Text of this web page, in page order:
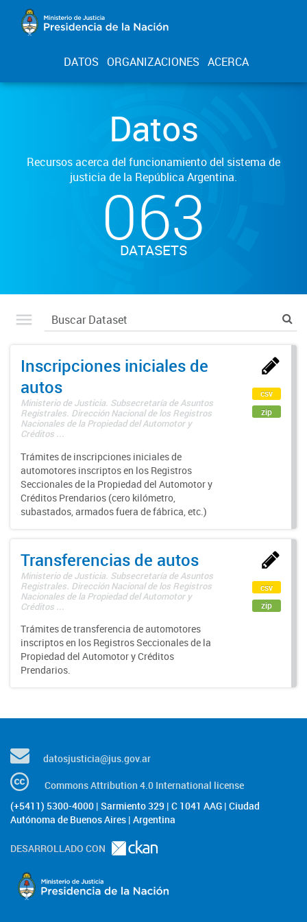
DATOS ORGANIZACIONES ACERCA
Datos
Recursos acerca del funcionamiento del sistema de
justicia de la República Argentina.
063
DATASETS
Inscripciones iniciales de
autos
Ministerio de Justicia. Subsecretaría de Asuntos
Registrales. Dirección Nacional de los Registros
Nacionales de la Propiedad del Automotor y
Créditos ...
Trámites de inscripciones iniciales de
automotores inscriptos en los Registros
Seccionales de la Propiedad del Automotor y
Créditos Prendarios (cero kilómetro,
subastados, armados fuera de fábrica, etc.)
csv
zip
Transferencias de autos
Ministerio de Justicia. Subsecretaría de Asuntos
Registrales. Dirección Nacional de los Registros
Nacionales de la Propiedad del Automotor y
Créditos ...
Trámites de transferencia de automotores
inscriptos en los Registros Seccionales de la
Propiedad del Automotor y Créditos
Prendarios.
csv
zip
datosjusticia@jus.gov.ar
Commons Attribution 4.0 International license
(+5411) 5300-4000 | Sarmiento 329 | C 1041 AAG | Ciudad
Autónoma de Buenos Aires | Argentina
DESARROLLADO CON